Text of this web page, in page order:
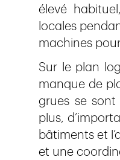
élevé
locales
machines
Sur le plan
manque de
grues se
plus,
bâtiments et
et une